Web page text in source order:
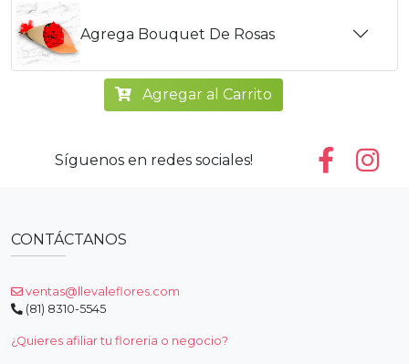
Agrega Bouquet De Rosas
Agregar al Carrito
Síguenos en redes sociales!
CONTÁCTANOS
ventas@llevaleflores.com
(81) 8310-5545
¿Quieres afiliar tu floreria o negocio?